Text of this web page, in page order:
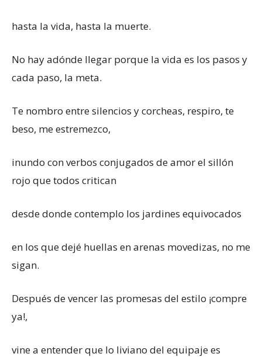
hasta la vida, hasta la muerte.
No hay adónde llegar porque la vida es los pasos y
cada paso, la meta.
Te nombro entre silencios y corcheas, respiro, te
beso, me estremezco,
inundo con verbos conjugados de amor el sillón
rojo que todos critican
desde donde contemplo los jardines equivocados
en los que dejé huellas en arenas movedizas, no me
sigan.
Después de vencer las promesas del estilo ¡compre
ya!,
vine a entender que lo liviano del equipaje es